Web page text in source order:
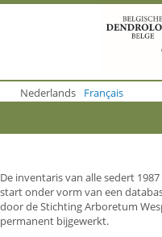
o
m
o
n
t
e
n
Nederlands Français
De inventaris van alle sedert
start onder vorm van een
door de Stichting Arboretum
permanent bijgewerkt.